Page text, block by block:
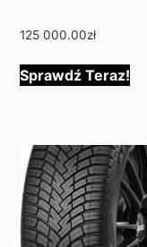
125 000.00zł
Sprawdź Teraz!